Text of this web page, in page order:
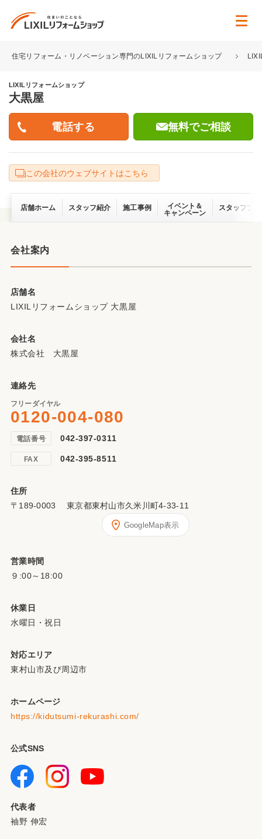
住宅リフォーム・リノベーション専門のLIXILリフォームショップ
LIXILリフォームショップ
大黒屋
無料でご相談
この会社のウェブサイトはこちら
店舗ホーム スタッフ紹介 施工事例
イベント＆
キャンペーン
スタッフブ
会社案内
店舗名
LIXILリフォームショップ 大黒屋
会社名
株式会社 大黒屋
連絡先
フリーダイヤル
0120-004-080
電話番号 042-397-0311
FAX 042-395-8511
住所
〒189-0003 東京都東村山市久米川町4-33-11
GoogleMap表示
営業時間
９:00～18:00
休業日
水曜日・祝日
対応エリア
東村山市及び周辺市
ホームページ
https://kidutsumi-rekurashi.com/
公式SNS
代表者
袖野 伸宏